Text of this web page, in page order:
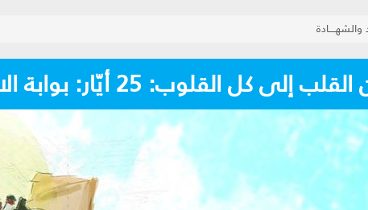
والشهــــادة
إلى كل القلوب: 25 أيّار: بوابة الانتصارات الآتية(*)